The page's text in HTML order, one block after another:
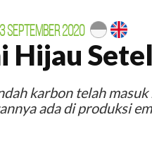
SEPTEMBER 2020
Hijau
karbon telah
ada di produksi